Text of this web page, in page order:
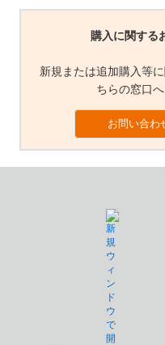
購入に関する
新規または追加購入等
ちらの窓口
お問い合わ